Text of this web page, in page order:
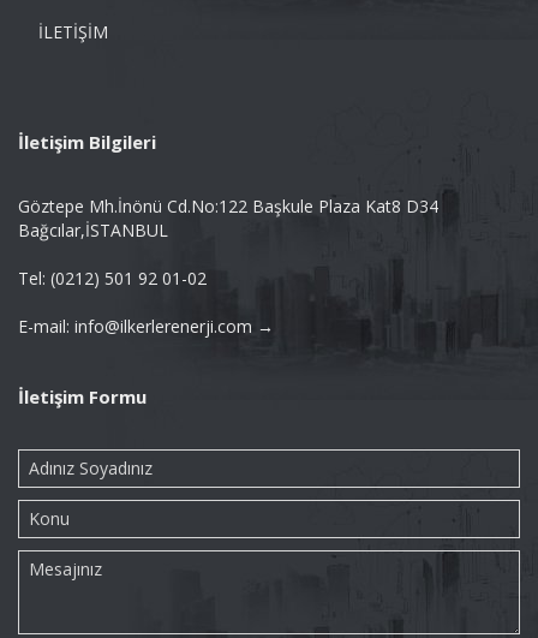
İLETİŞİM
İletişim Bilgileri
Göztepe Mh.İnönü Cd.No:122 Başkule Plaza Kat8 D34
Bağcılar,İSTANBUL
Tel: (0212) 501 92 01-02
E-mail: info@ilkerlerenerji.com →
İletişim Formu